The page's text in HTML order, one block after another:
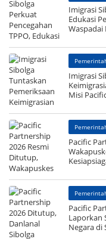
Imigrasi
Edukasi
Imigrasi
Misi
Pacific
Pacific
Laporkan
Negara di